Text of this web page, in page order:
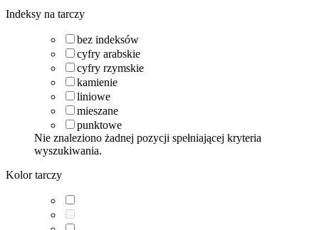
Indeksy na tarczy
bez indeksów
cyfry arabskie
cyfry rzymskie
kamienie
liniowe
mieszane
punktowe
Nie znaleziono żadnej pozycji spełniającej kryteria
wyszukiwania.
Kolor tarczy